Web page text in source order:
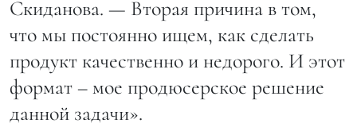
Скиданова. — Вторая причина в том,
что мы постоянно ищем, как сделать
продукт качественно и недорого. И этот
формат – мое продюсерское решение
данной задачи».